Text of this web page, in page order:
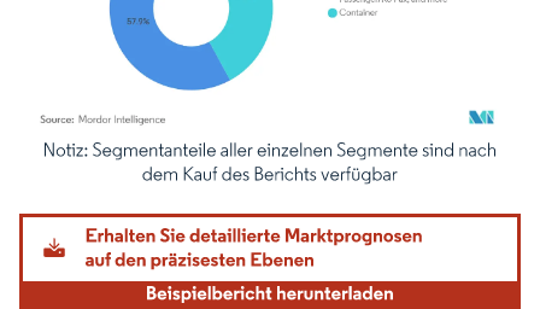
Bild © Mordor Intelligence. Wiederverwendung erfordert Namensnennung